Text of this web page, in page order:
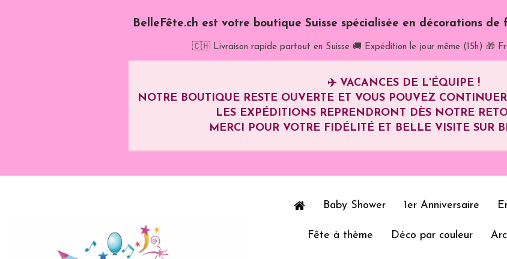
BelleFête.ch est votre boutique Suisse spécialisée en décorations
🇨🇭 Livraison rapide partout en Suisse 🚚 Expédition le jour même (15h) 🎁
✈️ VACANCES DE L'ÉQUIPE !
NOTRE BOUTIQUE RESTE OUVERTE ET VOUS POUVEZ
LES EXPÉDITIONS REPRENDRONT DÈS NOTRE
MERCI POUR VOTRE FIDÉLITÉ ET BELLE VISITE SUR
Baby Shower 1er Anniversaire
Fête à thème Déco par couleur